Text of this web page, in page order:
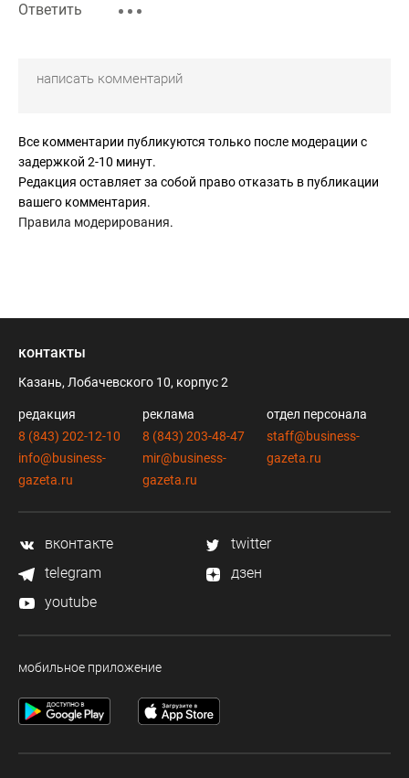
Ответить
Все комментарии публикуются только после модерации с
задержкой 2-10 минут.
Редакция оставляет за собой право отказать в публикации
вашего комментария.
Правила модерирования.
контакты
Казань, Лобачевского 10, корпус 2
редакция
8 (843) 202-12-10
info@business-
gazeta.ru
реклама
8 (843) 203-48-47
mir@business-
gazeta.ru
отдел персонала
staff@business-
gazeta.ru
вконтакте
twitter
telegram
дзен
youtube
мобильное приложение